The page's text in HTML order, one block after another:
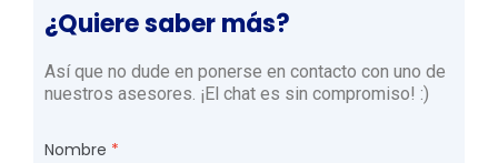
¿Quiere saber más?
Así que no dude en ponerse en contacto con uno de
nuestros asesores. ¡El chat es sin compromiso! :)
Nombre